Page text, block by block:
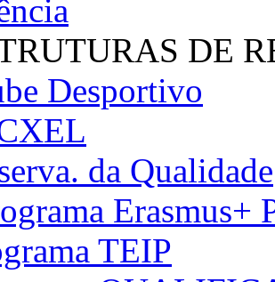
DE
Desportivo
da Qualidade
TEIP